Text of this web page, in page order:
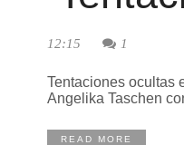
12:15 1
Tentaciones ocultas
Angelika Taschen
READ MORE